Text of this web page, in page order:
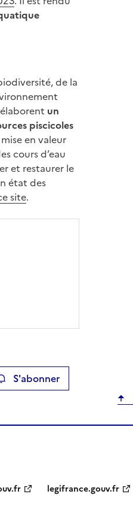
de la
un
piscicoles
en valeur
cours d’eau
et restaurer le
état des
site.
S'abonner
legifrance.gouv.fr